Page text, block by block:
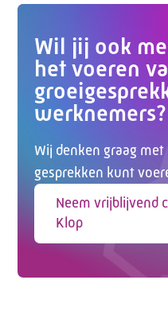
Telefoon:
088
E-mail:
Wil jij ook
het voeren
werknemers?
Wij denken graag
gesprekken kunt
Neem vrijblijvend
Klop